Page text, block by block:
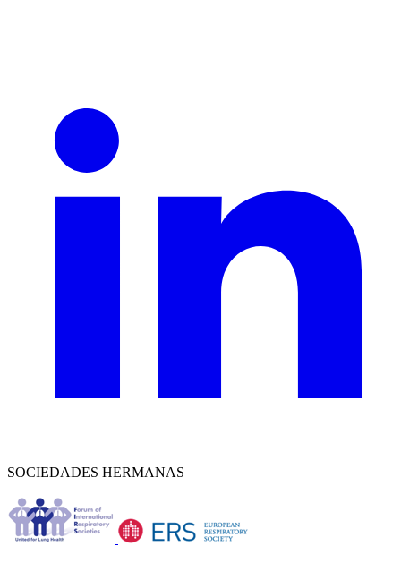
SOCIEDADES HERMANAS